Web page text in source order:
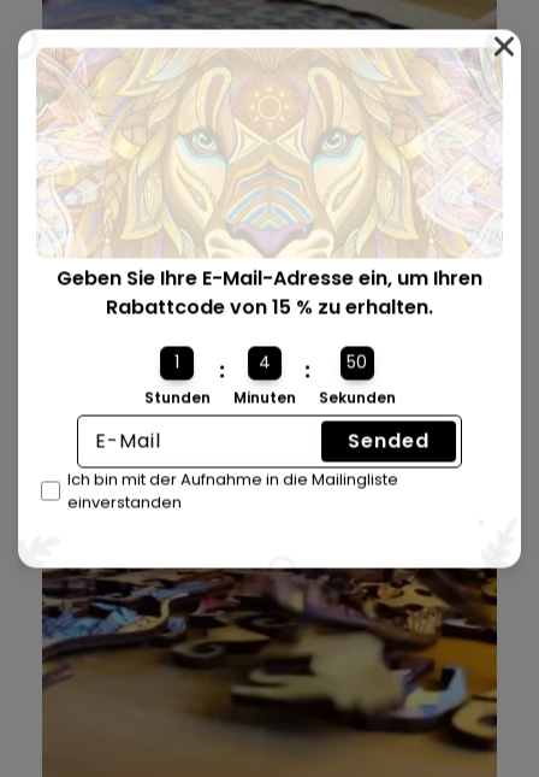
Wird in einer Premium-Box geliefert
🎁.
Unsere Boxen sind wunderschön gestaltet, verfügen über
einen Schließmechanismus und haben die perfekte Größe
für den Versand als Geschenk.
Geben Sie Ihre E-Mail-Adresse ein, um Ihren
Rabattcode von 15 % zu erhalten.
1
Stunden
: 4
Minuten
: 49
Sekunden
Sended
Ich bin mit der Aufnahme in die Mailingliste
einverstanden